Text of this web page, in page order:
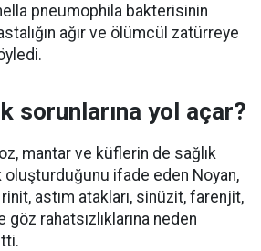
pneumophila bakterisinin
ağır ve ölümcül zatürreye
sorunlarına yol açar?
mantar ve küflerin de sağlık
oluşturduğunu ifade eden Noyan,
astım atakları, sinüzit, farenjit,
rahatsızlıklarına neden